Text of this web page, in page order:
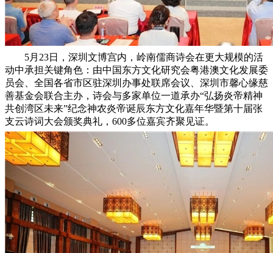
5月23日，深圳文博宫内，岭南儒商诗会在更大规模的活
动中承担关键角色：由中国东方文化研究会粤港澳文化发展委
员会、全国各省市区驻深圳办事处联席会议、深圳市馨心缘慈
善基金会联合主办，诗会与多家单位一道承办“弘扬炎帝精神
共创湾区未来”纪念神农炎帝诞辰东方文化嘉年华暨第十届张
支云诗词大会颁奖典礼，600多位嘉宾齐聚见证。